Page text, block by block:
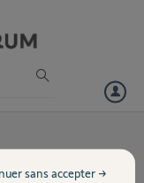
sans accepter →